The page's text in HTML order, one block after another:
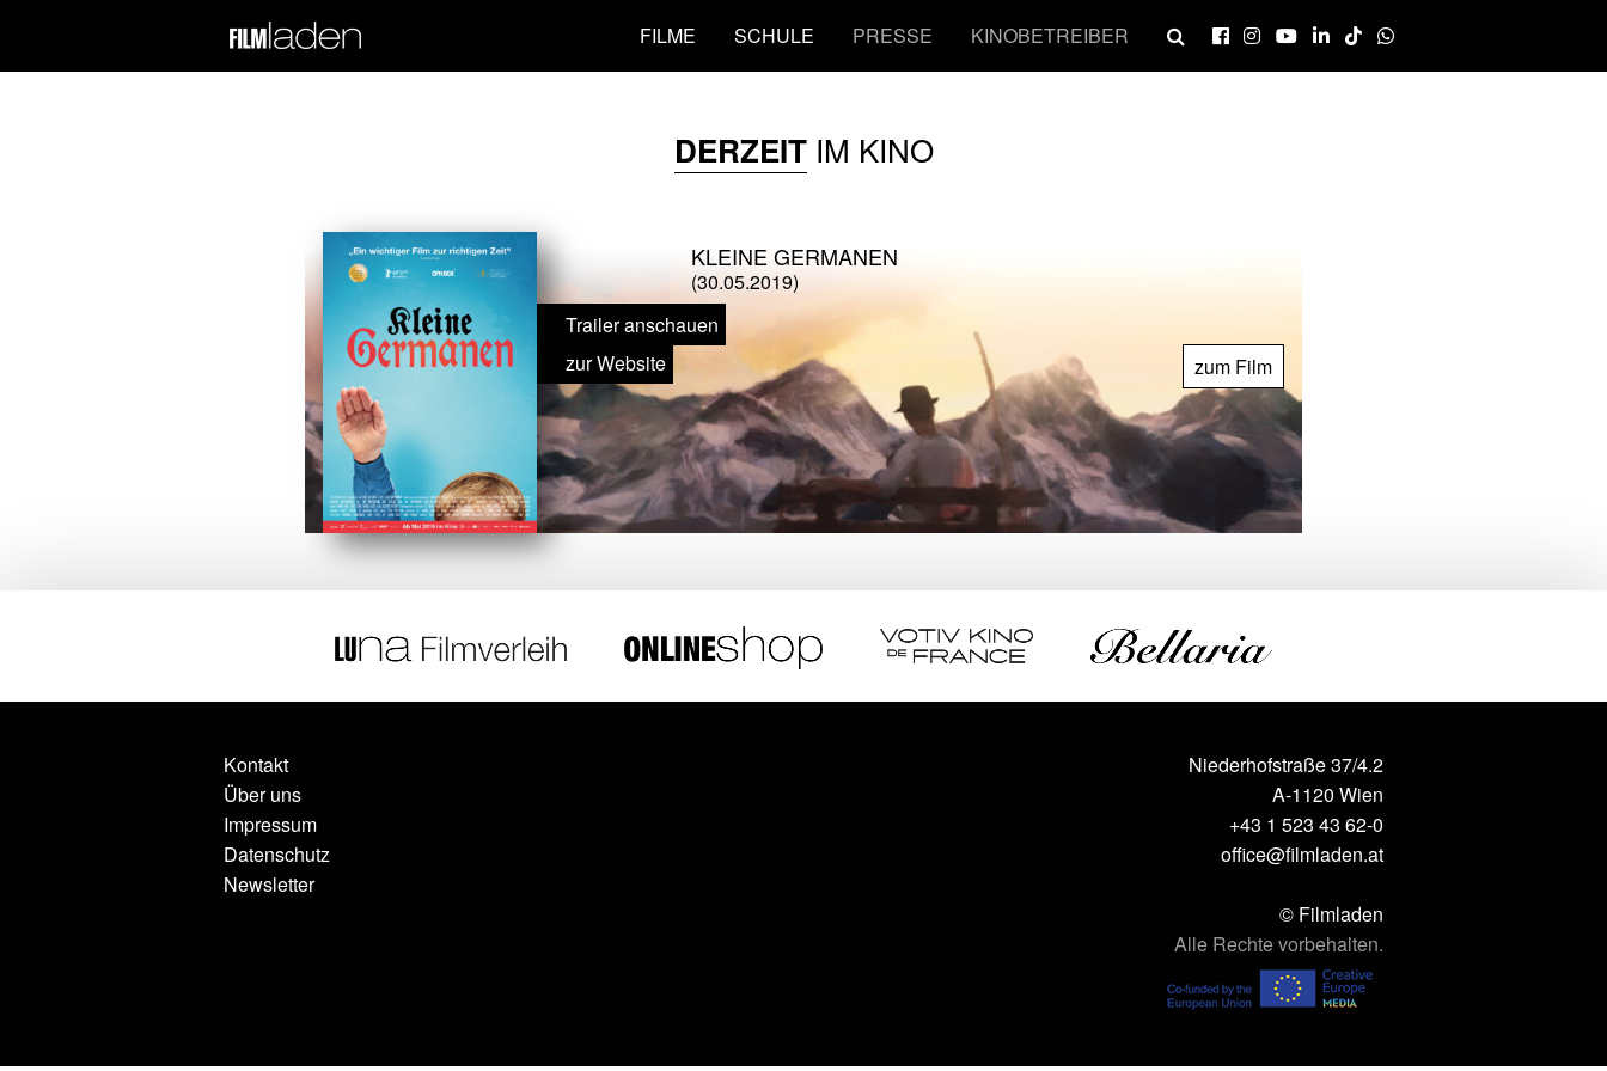
FILME SCHULE PRESSE KINOBETREIBER
DERZEITIM KINO
KLEINE GERMANEN
(30.05.2019)
Trailer anschauen
zur Website
zum Film
Kontakt
Über uns
Impressum
Datenschutz
Newsletter
Niederhofstraße 37/4.2
A-1120 Wien
+43 1 523 43 62-0
office@filmladen.at
© Filmladen
Alle Rechte vorbehalten.